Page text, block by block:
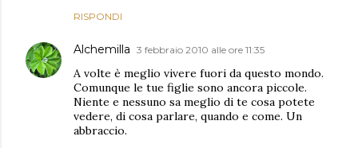
RISPONDI
Alchemilla 3 febbraio 2010 alle ore 11:35
A volte è meglio vivere fuori da questo mondo.
Comunque le tue figlie sono ancora piccole.
Niente e nessuno sa meglio di te cosa potete
vedere, di cosa parlare, quando e come. Un
abbraccio.